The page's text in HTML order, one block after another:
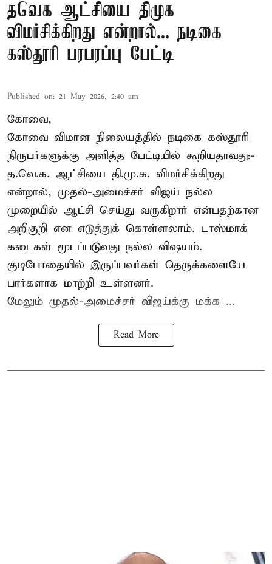
தவெக ஆட்சியை திமுக
விமர்சிக்கிறது என்றால்... நடிகை
கஸ்தூரி பரபரப்பு பேட்டி
Published on: 21 May 2026, 2:40 am
கோவை,
கோவை விமான நிலையத்தில் நடிகை கஸ்தூரி
நிருபர்களுக்கு அளித்த பேட்டியில் கூறியதாவது:-
த.வெ.க. ஆட்சியை தி.மு.க. விமர்சிக்கிறது
என்றால், முதல்-அமைச்சர் விஜய் நல்ல
முறையில் ஆட்சி செய்து வருகிறார் என்பதற்கான
அறிகுறி என எடுத்துக் கொள்ளலாம். டாஸ்மாக்
கடைகள் மூடப்படுவது நல்ல விஷயம்.
குடிபோதையில் இருப்பவர்கள் தெருக்களையே
பார்களாக மாற்றி உள்ளனர்.
மேலும் முதல்-அமைச்சர் விஜய்க்கு மக்க ...
Read More